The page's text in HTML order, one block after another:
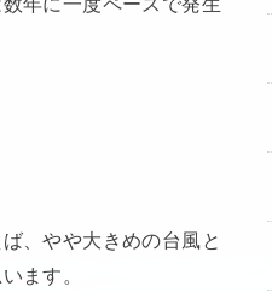
、やや大きめの台風と
ます。